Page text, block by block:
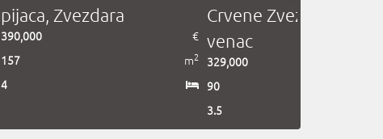
pijaca, Zvezdara
390,000
€
157
m2
4
Crvene Zvezde, Savski
venac
329,000
90
3.5